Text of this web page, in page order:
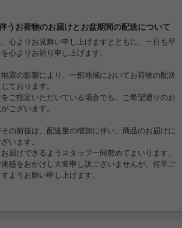
うお荷物のお届けとお盆期間の配送について
心よりお見舞い申し上げますとともに、一日も早
心よりお祈り申し上げます。
震の影響により、一部地域においてお荷物の配送
ております。
ご指定いただいている場合でも、ご希望通りのお
ございます。
の前後は、配送量の増加に伴い、商品のお届けに
います。
届けできるようスタッフ一同努めてまいります。
惑をおかけし大変申し訳ございませんが、何卒ご
ようお願い申し上げます。